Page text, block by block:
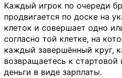
Каждый игрок по очереди
продвигается по доске на
клеток и совершает одно
согласно той клетке, на
каждый завершённый круг,
возвращаетесь к стартовой
деньги в виде зарплаты.